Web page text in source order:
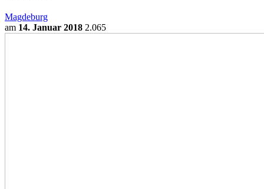
Magdeburg
am 14. Januar 2018 2.065